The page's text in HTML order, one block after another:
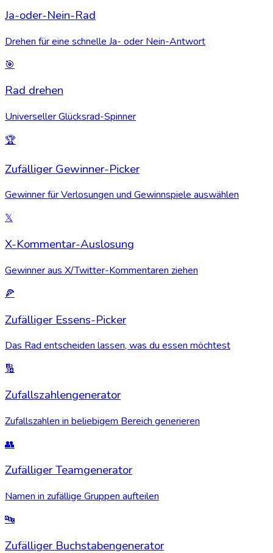
Ja-oder-Nein-Rad
Drehen für eine schnelle Ja- oder Nein-Antwort
🎯
Rad drehen
Universeller Glücksrad-Spinner
🏆
Zufälliger Gewinner-Picker
Gewinner für Verlosungen und Gewinnspiele auswählen
𝕏
X-Kommentar-Auslosung
Gewinner aus X/Twitter-Kommentaren ziehen
🍕
Zufälliger Essens-Picker
Das Rad entscheiden lassen, was du essen möchtest
🔢
Zufallszahlengenerator
Zufallszahlen in beliebigem Bereich generieren
👥
Zufälliger Teamgenerator
Namen in zufällige Gruppen aufteilen
🔤
Zufälliger Buchstabengenerator